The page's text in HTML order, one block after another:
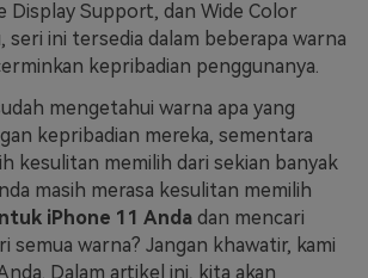
AI
>>
Display Support, dan Wide Color
seri ini tersedia dalam beberapa warna
kepribadian penggunanya.
mengetahui warna apa yang
kepribadian mereka, sementara
kesulitan memilih dari sekian banyak
masih merasa kesulitan memilih
iPhone 11 Anda dan mencari
semua warna? Jangan khawatir, kami
Dalam artikel ini, kita akan